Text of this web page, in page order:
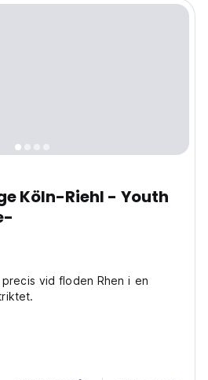
Köln-Riehl - Youth
vid floden Rhen i en